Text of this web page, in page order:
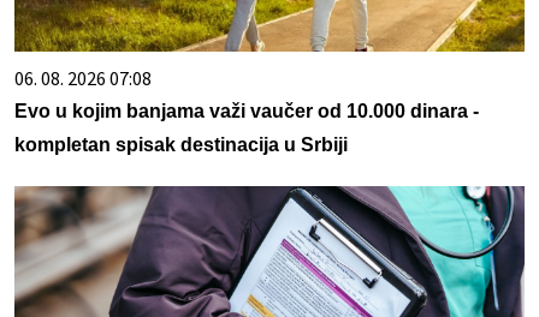
06. 08. 2026 07:08
Evo u kojim banjama važi vaučer od 10.000 dinara -
kompletan spisak destinacija u Srbiji